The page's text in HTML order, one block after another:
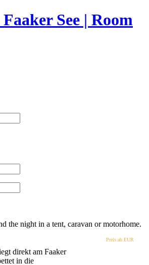
See | Room
the night in a tent, caravan or motorhome.
Preis ab EUR
direkt am Faaker
in die